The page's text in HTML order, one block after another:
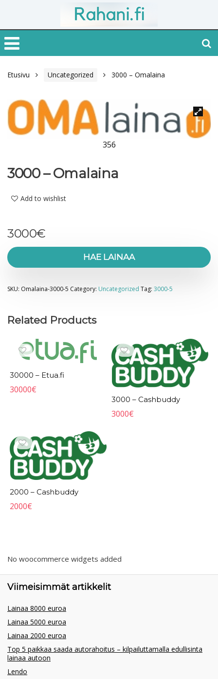
Etusivu Uncategorized 3000 – Omalaina
356
3000 – Omalaina
Add to wishlist
3000€
HAE LAINAA
SKU: Omalaina-3000-5 Category: Uncategorized Tag: 3000-5
Related Products
30000 – Etua.fi
30000€
3000 – Cashbuddy
3000€
2000 – Cashbuddy
2000€
No woocommerce widgets added
Viimeisimmät artikkelit
Lainaa 8000 euroa
Lainaa 5000 euroa
Lainaa 2000 euroa
Top 5 paikkaa saada autorahoitus – kilpailuttamalla edullisinta
lainaa autoon
Lendo